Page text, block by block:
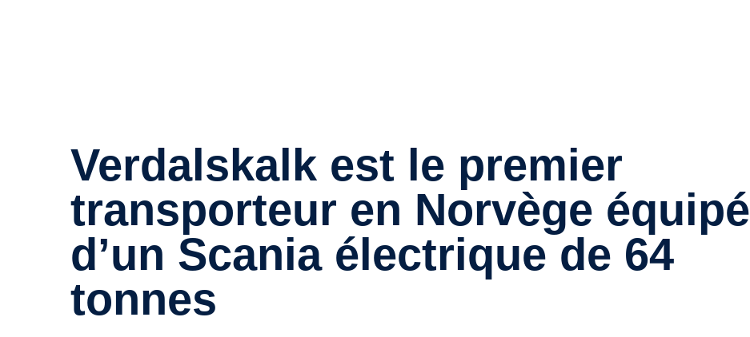
Verdalskalk est le premier
transporteur en Norvège équipé
d’un Scania électrique de 64
tonnes